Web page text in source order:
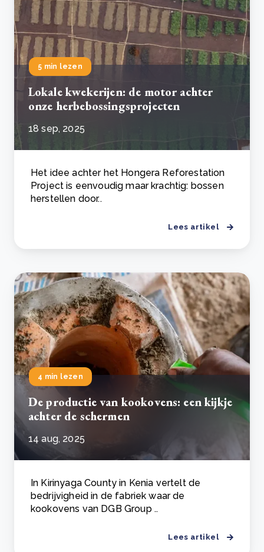
5 min lezen
Lokale kwekerijen: de motor achter
onze herbebossingsprojecten
18 sep, 2025
Het idee achter het Hongera Reforestation
Project is eenvoudig maar krachtig: bossen
herstellen door..
Lees artikel
4 min lezen
De productie van kookovens: een kijkje
achter de schermen
14 aug, 2025
In Kirinyaga County in Kenia vertelt de
bedrijvigheid in de fabriek waar de
kookovens van DGB Group ..
Lees artikel